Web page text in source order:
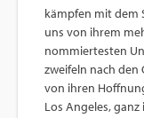
kämp­fen mit dem
uns von ihrem
nom­mier­tes­ten
zwei­feln nach den
von ihren
Los An­ge­les,